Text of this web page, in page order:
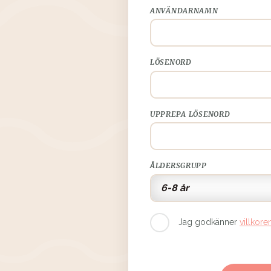
ANVÄNDARNAMN
LÖSENORD
UPPREPA LÖSENORD
ÅLDERSGRUPP
Jag godkänner